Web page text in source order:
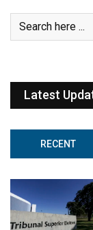
Latest
RECENT